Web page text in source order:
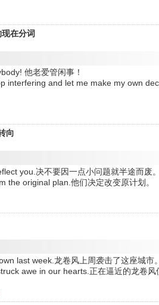
在分词
他老爱管闲事！
interfering and let me make my own
向
you.决不要因一点小问题就半途而废
the original plan.他们决定改变原计划。
last week.龙卷风上周袭击了这座城市
awe in our hearts.正在逼近的龙卷风